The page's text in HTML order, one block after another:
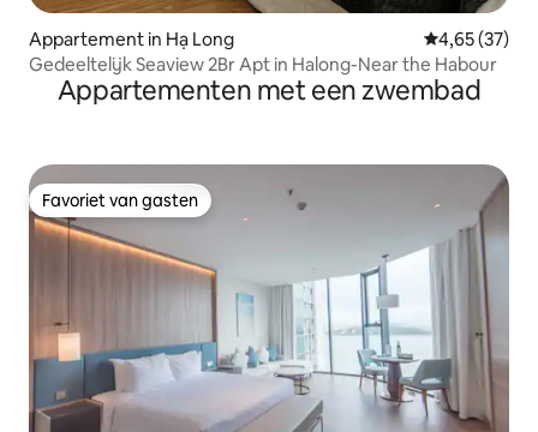
Appartement in Hạ Long Gemiddelde
4,65 (37)
Gedeeltelijk Seaview 2Br Apt in Halong-Near the Habour
Appartementen met een zwembad
Favoriet van gasten
Favoriet van gasten